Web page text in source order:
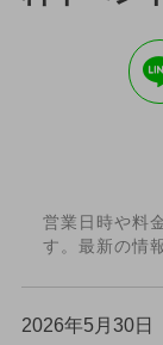
営業日時や料
す。最新の情
2026年5月30日